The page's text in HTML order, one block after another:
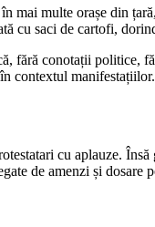
mai multe orașe din
cu saci de cartofi,
fără conotații politice,
cu aplauze.
de amenzi și